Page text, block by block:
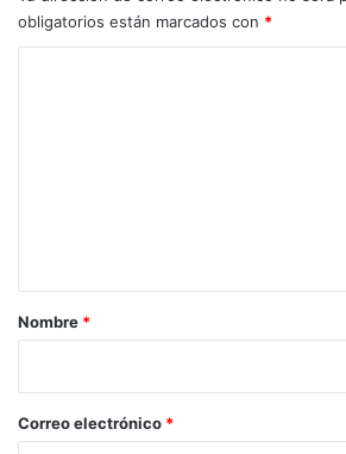
obligatorios están marcados con *
r
*
Nombre *
Correo electrónico *